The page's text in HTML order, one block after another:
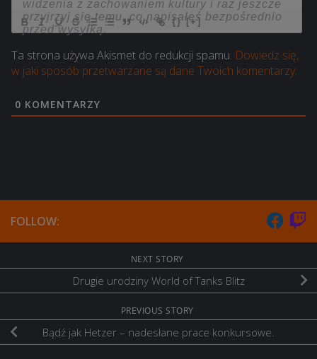
{} [+]
Ta strona używa Akismet do redukcji spamu. Dowiedz się,
w jaki sposób przetwarzane są dane Twoich komentarzy.
0 KOMENTARZY
FOLLOW:
NEXT STORY
Drugie urodziny World of Tanks Blitz
PREVIOUS STORY
Bądź jak Hetzer – nadesłane prace konkursowe.